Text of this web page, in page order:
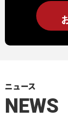
ニュース
NEWS